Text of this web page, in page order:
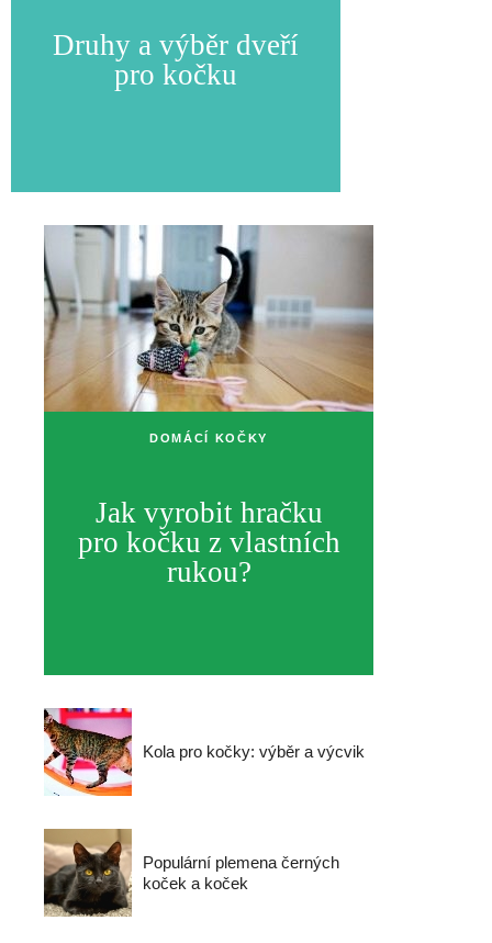
Druhy a výběr dveří
pro kočku
DOMÁCÍ KOČKY
Jak vyrobit hračku
pro kočku z vlastních
rukou?
Kola pro kočky: výběr a výcvik
Populární plemena černých
koček a koček